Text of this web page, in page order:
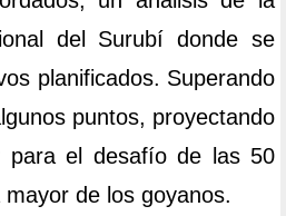
del Surubí donde se
planificados. Superando
puntos, proyectando
para el desafío de las 50
de los goyanos.